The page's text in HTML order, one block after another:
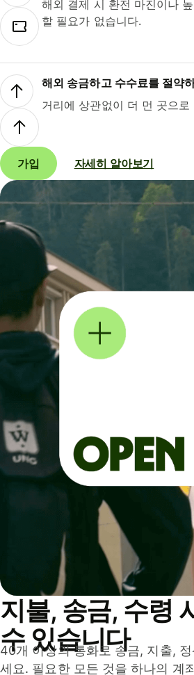
해외 결제 시 환전 마진이나
할 필요가 없습니다.
해외 송금하고 수수료를 절약
거리에 상관없이 더 먼 곳으로
가입 자세히 알아보기
지불, 송금, 수령
수 있습니다
40개 이상의 통화로 송금, 지출,
세요. 필요한 모든 것을 하나의 계